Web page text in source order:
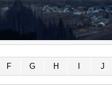
F G H J